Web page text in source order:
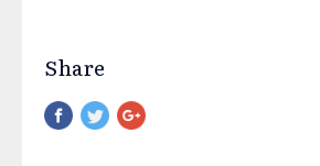
Share